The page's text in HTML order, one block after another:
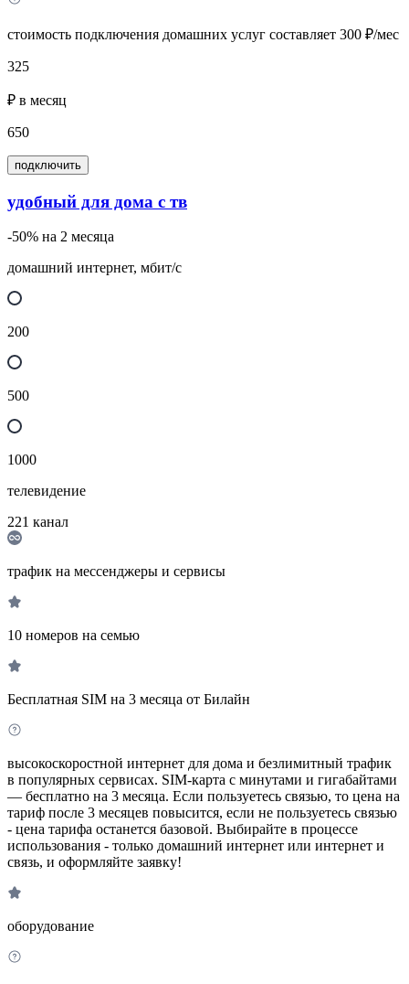
стоимость подключения домашних услуг составляет 300 ₽/мес
325
₽ в месяц
650
подключить
удобный для дома с тв
-50% на 2 месяца
домашний интернет, мбит/с
200
500
1000
телевидение
221 канал
трафик на мессенджеры и сервисы
10 номеров на семью
Бесплатная SIM на 3 месяца от Билайн
высокоскоростной интернет для дома и безлимитный трафик
в популярных сервисах. SIM-карта с минутами и гигабайтами
— бесплатно на 3 месяца. Если пользуетесь связью, то цена на
тариф после 3 месяцев повысится, если не пользуетесь связью
- цена тарифа останется базовой. Выбирайте в процессе
использования - только домашний интернет или интернет и
связь, и оформляйте заявку!
оборудование